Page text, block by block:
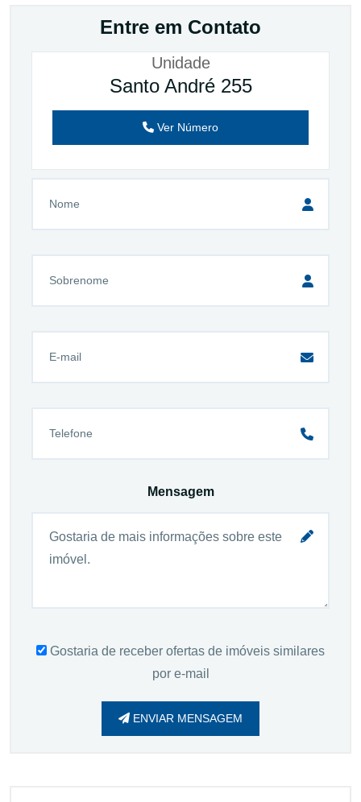
Entre em Contato
Unidade
Santo André 255
Ver Número
Mensagem
Gostaria de receber ofertas de imóveis similares
por e-mail
ENVIAR MENSAGEM